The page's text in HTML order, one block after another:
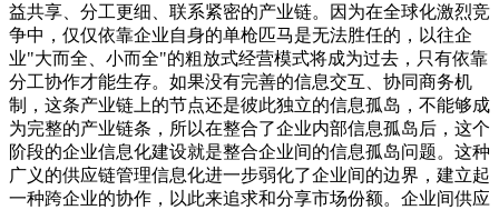
益共享、分工更细、联系紧密的产业链。因为在全球化激烈竞
争中，仅仅依靠企业自身的单枪匹马是无法胜任的，以往企
业"大而全、小而全"的粗放式经营模式将成为过去，只有依靠
分工协作才能生存。如果没有完善的信息交互、协同商务机
制，这条产业链上的节点还是彼此独立的信息孤岛，不能够成
为完整的产业链条，所以在整合了企业内部信息孤岛后，这个
阶段的企业信息化建设就是整合企业间的信息孤岛问题。这种
广义的供应链管理信息化进一步弱化了企业间的边界，建立起
一种跨企业的协作，以此来追求和分享市场份额。企业间供应